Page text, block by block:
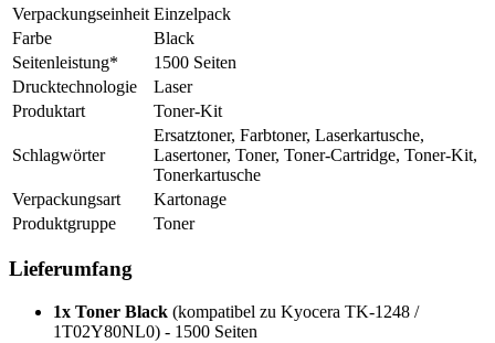
Verpackungseinheit Einzelpack
Farbe
Black
Seitenleistung*
1500 Seiten
Drucktechnologie
Laser
Produktart
Toner-Kit
Schlagwörter
Ersatztoner, Farbtoner, Laserkartusche,
Lasertoner, Toner, Toner-Cartridge, Toner-Kit,
Tonerkartusche
Verpackungsart
Kartonage
Produktgruppe
Toner
Lieferumfang
1x Toner Black (kompatibel zu Kyocera TK-1248 /
1T02Y80NL0) - 1500 Seiten